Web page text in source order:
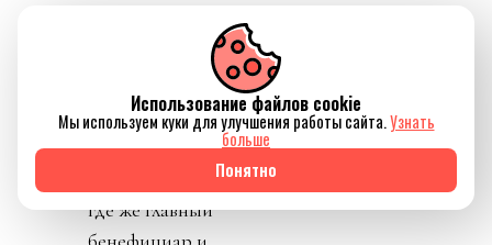
реальности. Воистину,
тираны, жулики и
диктаторы так похожи
друг на друга.
День 8. Понедельник. А
где же главный
бенефициар и
Использование файлов cookie
Мы используем куки для улучшения работы сайта.Узнать
больше
Понятно